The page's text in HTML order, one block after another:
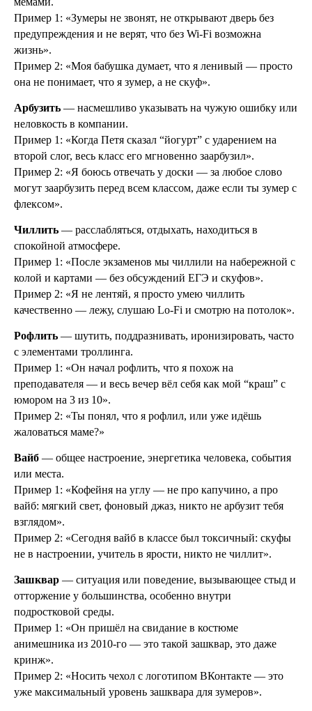
Пример 1: «Зумеры не звонят, не открывают дверь без
предупреждения и не верят, что без Wi‑Fi возможна
жизнь».
Пример 2: «Моя бабушка думает, что я ленивый — просто
она не понимает, что я зумер, а не скуф».
Арбузить — насмешливо указывать на чужую ошибку или
неловкость в компании.
Пример 1: «Когда Петя сказал “йогурт” с ударением на
второй слог, весь класс его мгновенно заарбузил».
Пример 2: «Я боюсь отвечать у доски — за любое слово
могут заарбузить перед всем классом, даже если ты зумер с
флексом».
Чиллить — расслабляться, отдыхать, находиться в
спокойной атмосфере.
Пример 1: «После экзаменов мы чиллили на набережной с
колой и картами — без обсуждений ЕГЭ и скуфов».
Пример 2: «Я не лентяй, я просто умею чиллить
качественно — лежу, слушаю Lo‑Fi и смотрю на потолок».
Рофлить — шутить, поддразнивать, иронизировать, часто
с элементами троллинга.
Пример 1: «Он начал рофлить, что я похож на
преподавателя — и весь вечер вёл себя как мой “краш” с
юмором на 3 из 10».
Пример 2: «Ты понял, что я рофлил, или уже идёшь
жаловаться маме?»
Вайб — общее настроение, энергетика человека, события
или места.
Пример 1: «Кофейня на углу — не про капучино, а про
вайб: мягкий свет, фоновый джаз, никто не арбузит тебя
взглядом».
Пример 2: «Сегодня вайб в классе был токсичный: скуфы
не в настроении, учитель в ярости, никто не чиллит».
Зашквар — ситуация или поведение, вызывающее стыд и
отторжение у большинства, особенно внутри
подростковой среды.
Пример 1: «Он пришёл на свидание в костюме
анимешника из 2010‑го — это такой зашквар, это даже
кринж».
Пример 2: «Носить чехол с логотипом ВКонтакте — это
уже максимальный уровень зашквара для зумеров».